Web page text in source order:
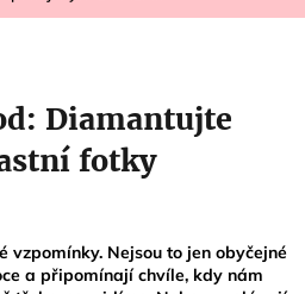
Diamantujte
fotky
vzpomínky. Nejsou to jen obyčejné
a připomínají chvíle, kdy nám